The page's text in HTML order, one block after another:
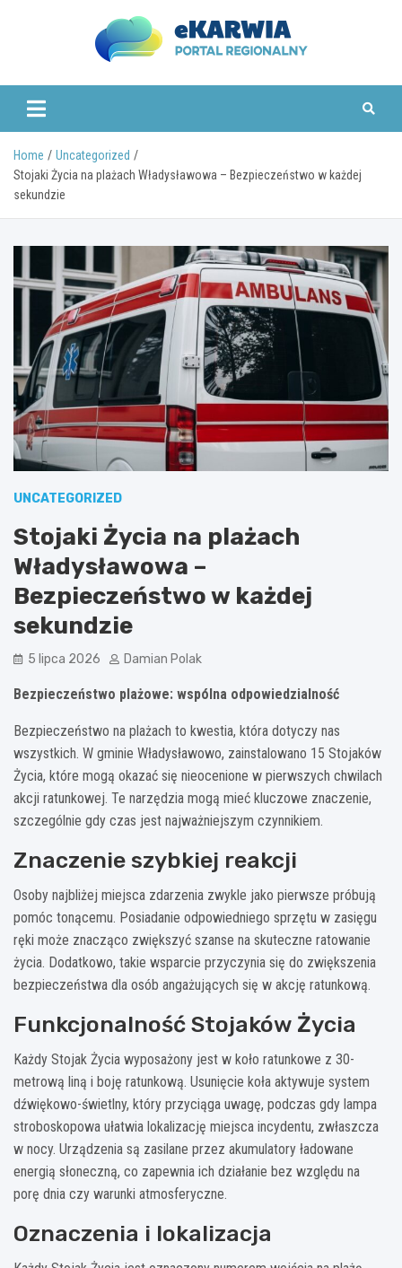
www.ekarwia.pl
Home
Uncategorized
Stojaki Życia na plażach Władysławowa – Bezpieczeństwo w każdej
sekundzie
UNCATEGORIZED
Stojaki Życia na plażach
Władysławowa –
Bezpieczeństwo w każdej
sekundzie
5 lipca 2026 Damian Polak
Bezpieczeństwo plażowe: wspólna odpowiedzialność
Bezpieczeństwo na plażach to kwestia, która dotyczy nas
wszystkich. W gminie Władysławowo, zainstalowano 15 Stojaków
Życia, które mogą okazać się nieocenione w pierwszych chwilach
akcji ratunkowej. Te narzędzia mogą mieć kluczowe znaczenie,
szczególnie gdy czas jest najważniejszym czynnikiem.
Znaczenie szybkiej reakcji
Osoby najbliżej miejsca zdarzenia zwykle jako pierwsze próbują
pomóc tonącemu. Posiadanie odpowiedniego sprzętu w zasięgu
ręki może znacząco zwiększyć szanse na skuteczne ratowanie
życia. Dodatkowo, takie wsparcie przyczynia się do zwiększenia
bezpieczeństwa dla osób angażujących się w akcję ratunkową.
Funkcjonalność Stojaków Życia
Każdy Stojak Życia wyposażony jest w koło ratunkowe z 30-
metrową liną i boję ratunkową. Usunięcie koła aktywuje system
dźwiękowo-świetlny, który przyciąga uwagę, podczas gdy lampa
stroboskopowa ułatwia lokalizację miejsca incydentu, zwłaszcza
w nocy. Urządzenia są zasilane przez akumulatory ładowane
energią słoneczną, co zapewnia ich działanie bez względu na
porę dnia czy warunki atmosferyczne.
Oznaczenia i lokalizacja